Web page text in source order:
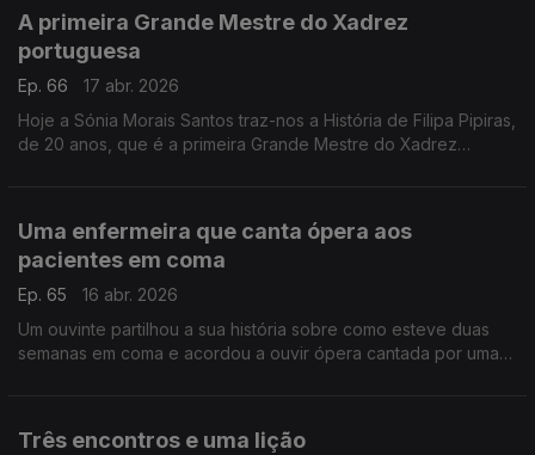
A primeira Grande Mestre do Xadrez
portuguesa
Ep. 66
17 abr. 2026
Hoje a Sónia Morais Santos traz-nos a História de Filipa Pipiras,
de 20 anos, que é a primeira Grande Mestre do Xadrez
Uma enfermeira que canta ópera aos
pacientes em coma
Ep. 65
16 abr. 2026
Um ouvinte partilhou a sua história sobre como esteve duas
semanas em coma e acordou a ouvir ópera cantada por uma
Três encontros e uma lição